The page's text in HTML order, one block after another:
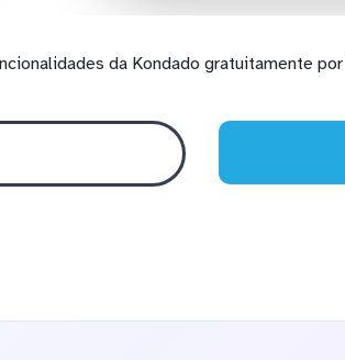
da Kondado gratuitamente